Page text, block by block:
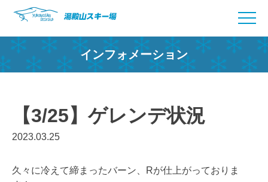
content
インフォメーション
【3/25】ゲレンデ状況
2023.03.25
久々に冷えて締まったバーン、Rが仕上がっておりま